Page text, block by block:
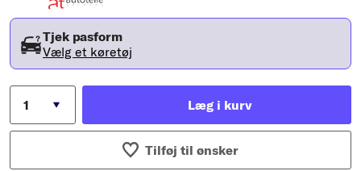
Tjek pasform
Vælg et køretøj
Læg i kurv
Tilføj til ønsker